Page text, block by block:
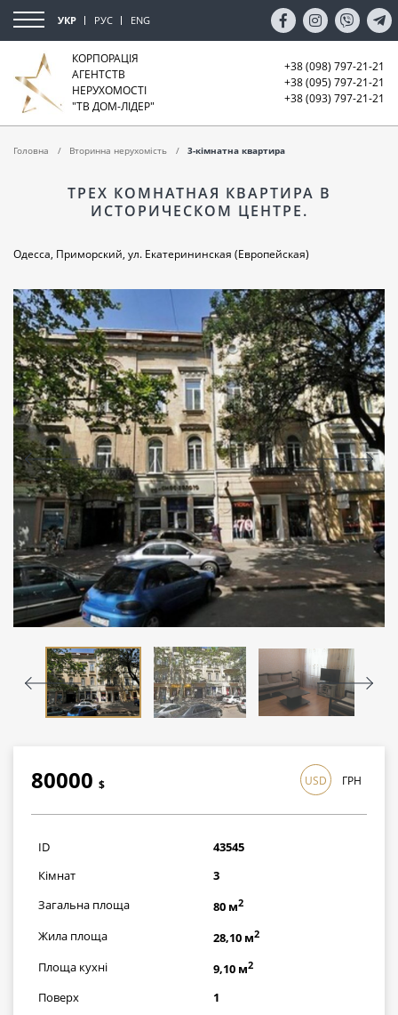
УКР РУС ENG
КОРПОРАЦІЯ
АГЕНТСТВ
НЕРУХОМОСТІ
"ТВ ДОМ-ЛІДЕР"
+38 (098) 797-21-21
+38 (095) 797-21-21
+38 (093) 797-21-21
Головна Вторинна нерухомість 3-кімнатна квартира
ТРЕХ КОМНАТНАЯ КВАРТИРА В
ИСТОРИЧЕСКОМ ЦЕНТРЕ.
Одесса, Приморский, ул. Екатерининская (Европейская)
80000 $
2320000грн
USD ГРН
ID
43545
Кімнат
3
Загальна площа
80 м2
Жила площа 28,10 м2
Площа кухні 9,10 м2
Поверх
1